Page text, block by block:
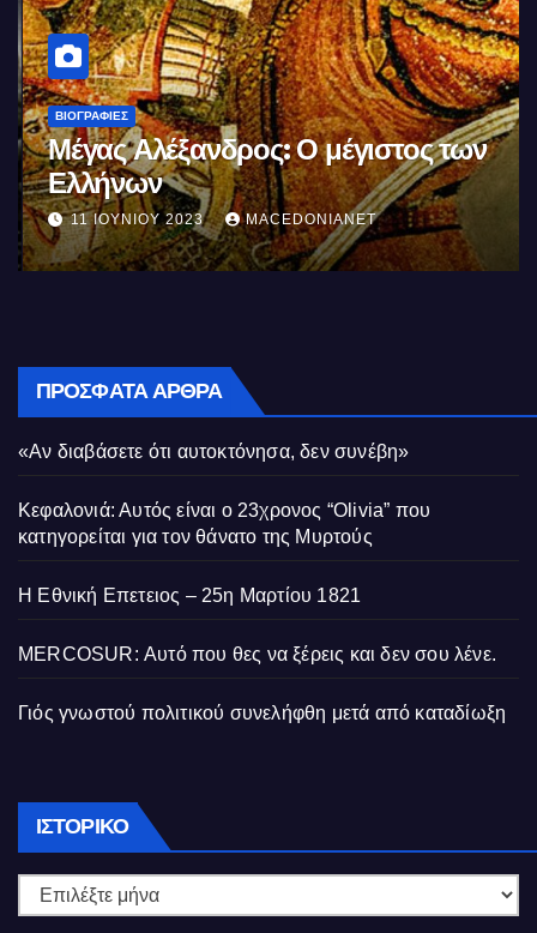
ΒΙΟΓΡΑΦΊΕΣ
Μέγας Αλέξανδρος: Ο μέγιστος των
Ελλήνων
11 ΙΟΥΝΊΟΥ 2023 MACEDONIANET
ΠΡΌΣΦΑΤΑ ΆΡΘΡΑ
«Αν διαβάσετε ότι αυτοκτόνησα, δεν συνέβη»
Κεφαλονιά: Αυτός είναι ο 23χρονος “Olivia” που
κατηγορείται για τον θάνατο της Μυρτούς
Η Εθνική Επετειος – 25η Μαρτίου 1821
MERCOSUR: Αυτό που θες να ξέρεις και δεν σου λένε.
Γιός γνωστού πολιτικού συνελήφθη μετά από καταδίωξη
ΙΣΤΟΡΙΚΌ Ιστορικό